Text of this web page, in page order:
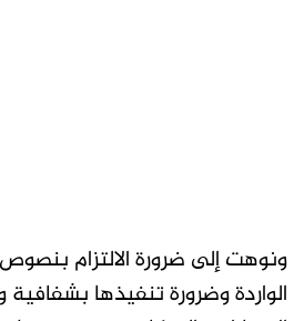
ونوهت إلى ضرورة الالتزام
الواردة وضرورة تنفيذها